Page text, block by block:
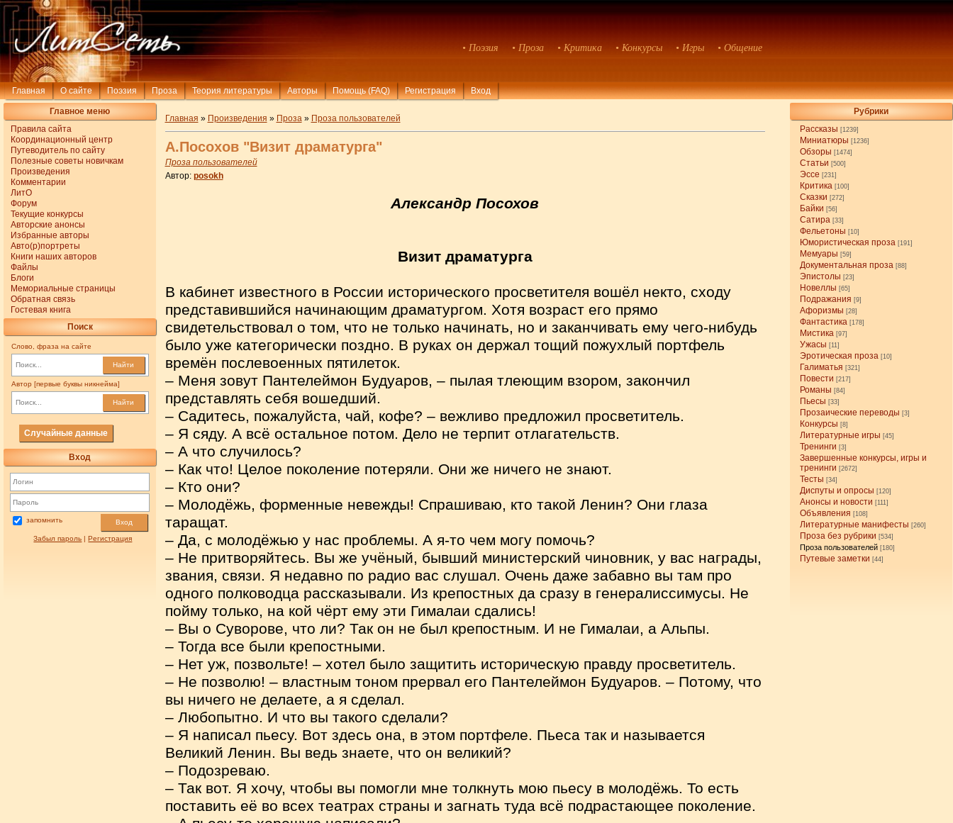
• Поэзия • Проза • Критика • Конкурсы • Игры • Общение
Главная О сайте Поэзия Проза Теория литературы Авторы Помощь (FAQ) Регистрация Вход
Главное меню
Правила сайта
Координационный центр
Путеводитель по сайту
Полезные советы новичкам
Произведения
Комментарии
ЛитО
Форум
Текущие конкурсы
Авторские анонсы
Избранные авторы
Авто(р)портреты
Книги наших авторов
Файлы
Блоги
Мемориальные страницы
Обратная связь
Гостевая книга
Поиск
Слово, фраза на сайте
Найти
Автор [первые буквы никнейма]
Найти
Случайные данные
Вход
запомнить Вход
Забыл пароль |Регистрация
Рубрики
Рассказы [1239]
Миниатюры [1236]
Обзоры [1474]
Статьи [500]
Эссе [231]
Критика [100]
Сказки [272]
Байки [56]
Сатира [33]
Фельетоны [10]
Юмористическая проза [191]
Мемуары [59]
Документальная проза [88]
Эпистолы [23]
Новеллы [65]
Подражания [9]
Афоризмы [28]
Фантастика [178]
Мистика [97]
Ужасы [11]
Эротическая проза [10]
Галиматья [321]
Повести [217]
Романы [84]
Пьесы [33]
Прозаические переводы [3]
Конкурсы [8]
Литературные игры [45]
Тренинги [3]
Завершенные конкурсы, игры и
тренинги [2672]
Тесты [34]
Диспуты и опросы [120]
Анонсы и новости [111]
Объявления [108]
Литературные манифесты [260]
Проза без рубрики [534]
Проза пользователей [180]
Путевые заметки [44]
Главная » Произведения » Проза » Проза пользователей
А.Посохов "Визит драматурга"
Проза пользователей
Автор: posokh
Александр Посохов
Визит драматурга
В кабинет известного в России исторического просветителя вошёл некто, сходу
представившийся начинающим драматургом. Хотя возраст его прямо
свидетельствовал о том, что не только начинать, но и заканчивать ему чего-нибудь
было уже категорически поздно. В руках он держал тощий пожухлый портфель
времён послевоенных пятилеток.
– Меня зовут Пантелеймон Будуаров, – пылая тлеющим взором, закончил
представлять себя вошедший.
– Садитесь, пожалуйста, чай, кофе? – вежливо предложил просветитель.
– Я сяду. А всё остальное потом. Дело не терпит отлагательств.
– А что случилось?
– Как что! Целое поколение потеряли. Они же ничего не знают.
– Кто они?
– Молодёжь, форменные невежды! Спрашиваю, кто такой Ленин? Они глаза
таращат.
– Да, с молодёжью у нас проблемы. А я-то чем могу помочь?
– Не притворяйтесь. Вы же учёный, бывший министерский чиновник, у вас награды,
звания, связи. Я недавно по радио вас слушал. Очень даже забавно вы там про
одного полководца рассказывали. Из крепостных да сразу в генералиссимусы. Не
пойму только, на кой чёрт ему эти Гималаи сдались!
– Вы о Суворове, что ли? Так он не был крепостным. И не Гималаи, а Альпы.
– Тогда все были крепостными.
– Нет уж, позвольте! – хотел было защитить историческую правду просветитель.
– Не позволю! – властным тоном прервал его Пантелеймон Будуаров. – Потому, что
вы ничего не делаете, а я сделал.
– Любопытно. И что вы такого сделали?
– Я написал пьесу. Вот здесь она, в этом портфеле. Пьеса так и называется
Великий Ленин. Вы ведь знаете, что он великий?
– Подозреваю.
– Так вот. Я хочу, чтобы вы помогли мне толкнуть мою пьесу в молодёжь. То есть
поставить её во всех театрах страны и загнать туда всё подрастающее поколение.